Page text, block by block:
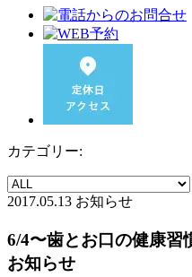
カテゴリー:
2017.05.13 お知らせ
6/4〜歯とお口の健康習
お知らせ